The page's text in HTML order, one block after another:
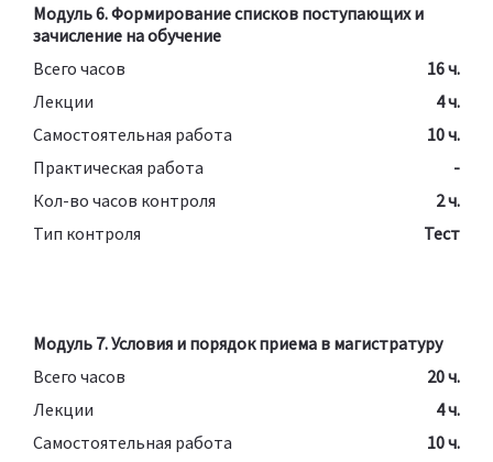
Модуль 6. Формирование списков поступающих и
зачисление на обучение
Всего часов
16 ч.
Лекции
4 ч.
Самостоятельная работа
10 ч.
Практическая работа
-
Кол-во часов контроля
2 ч.
Тип контроля
Тест
Модуль 7. Условия и порядок приема в магистратуру
Всего часов
20 ч.
Лекции
4 ч.
Самостоятельная работа
10 ч.